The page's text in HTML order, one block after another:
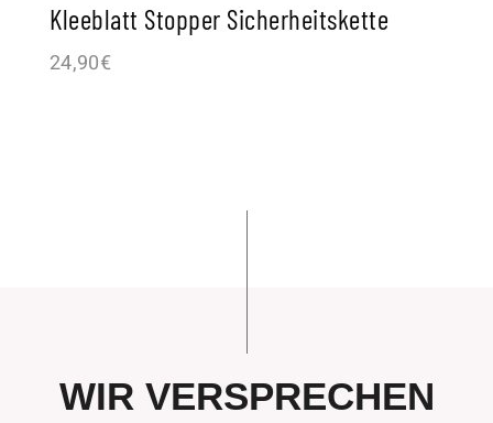
Kleeblatt Stopper Sicherheitskette
24,90€
WIR VERSPRECHEN